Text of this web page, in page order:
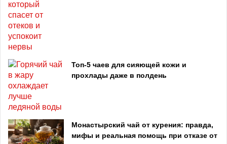
Топ‑5 чаев для сияющей кожи и
прохлады даже в полдень
Монастырский чай от курения: правда,
мифы и реальная помощь при отказе от